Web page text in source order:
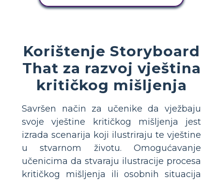
Korištenje Storyboard
That za razvoj vještina
kritičkog mišljenja
Savršen način za učenike da vježbaju
svoje vještine kritičkog mišljenja jest
izrada scenarija koji ilustriraju te vještine
u stvarnom životu. Omogućavanje
učenicima da stvaraju ilustracije procesa
kritičkog mišljenja ili osobnih situacija